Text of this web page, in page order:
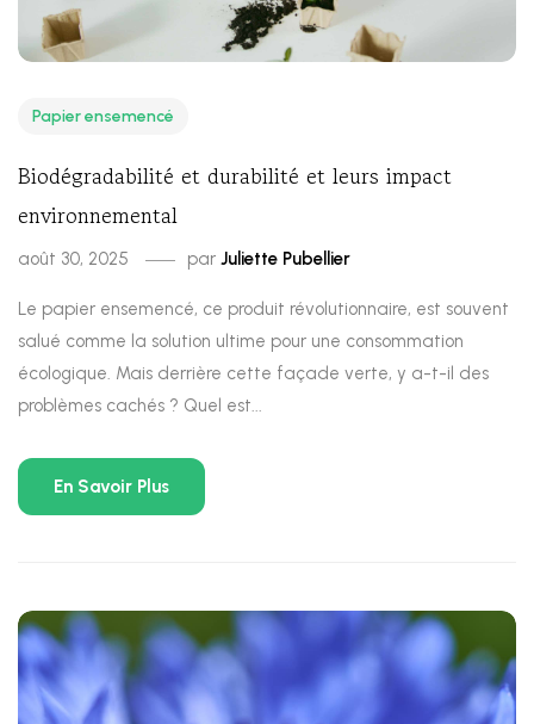
Papier ensemencé
Biodégradabilité et durabilité et leurs impact
environnemental
août 30, 2025 par Juliette Pubellier
Le papier ensemencé, ce produit révolutionnaire, est souvent
salué comme la solution ultime pour une consommation
écologique. Mais derrière cette façade verte, y a-t-il des
problèmes cachés ? Quel est...
En Savoir Plus